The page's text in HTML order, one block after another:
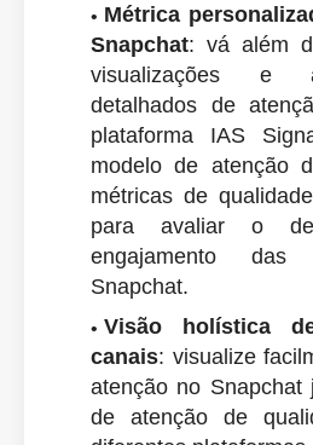
Métrica
Snapchat: vá além
visualizações e
detalhados de
plataforma IAS
modelo de atenção
métricas de
para avaliar o
engajamento das
Snapchat.
Visão holística
canais: visualize
atenção no Snapchat
de atenção de